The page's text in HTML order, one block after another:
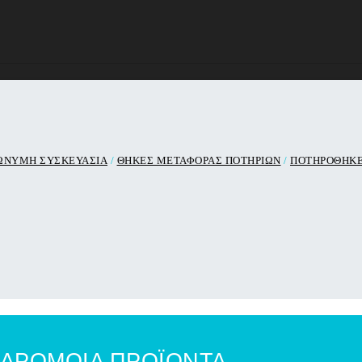
ΣΥΣΚΕΥΑΣΙΑ/ ΘΗΚΕΣ ΜΕΤΑΦΟΡΑΣ ΠΟΤΗΡΙΩΝ /